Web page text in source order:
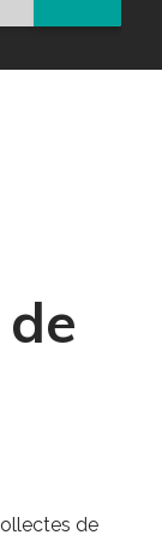
de